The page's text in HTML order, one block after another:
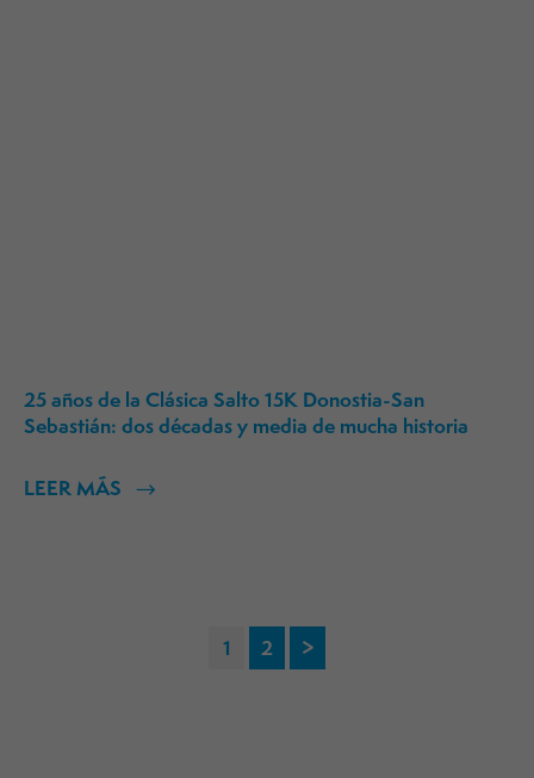
25 años de la Clásica Salto 15K Donostia-San
Sebastián: dos décadas y media de mucha historia
LEER MÁS
1 2 >